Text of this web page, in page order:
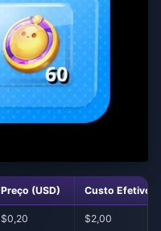
Preço (USD) Custo Efetivo /
$0,20 $2,00